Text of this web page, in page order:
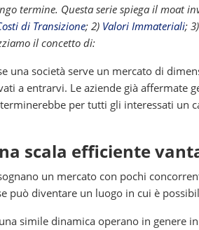
termine. Questa serie spiega il moat
di Transizione; 2) Valori Immateriali; 3)
il concetto di:
una società serve un mercato di
a entrarvi. Le aziende già affermate
per tutti gli interessati un
scala efficiente
un mercato con pochi
può diventare un luogo in cui è
simile dinamica operano in genere